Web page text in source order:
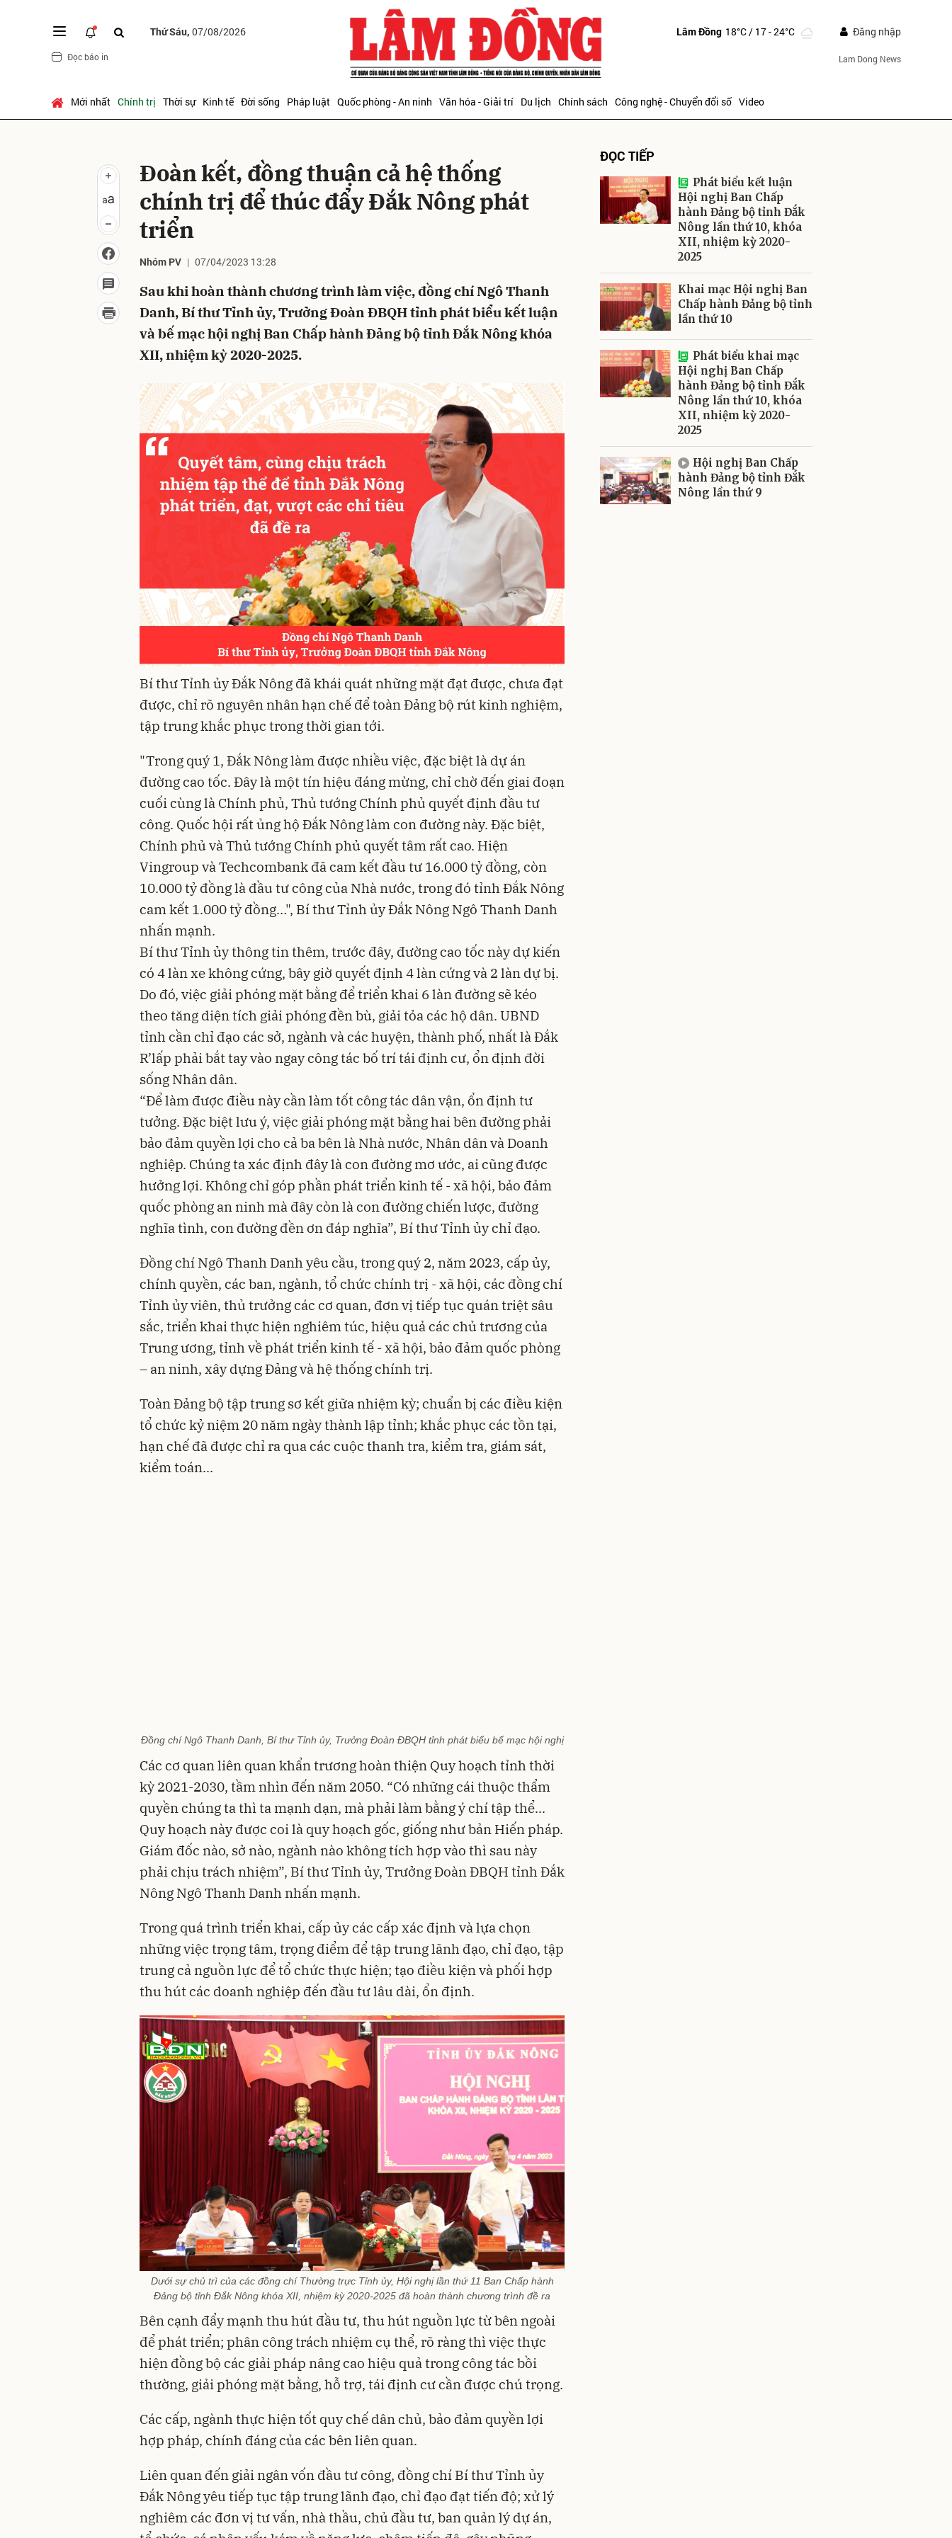
Thứ Sáu, 07/08/2026
Đọc báo in
Lâm Đồng 18°C/ 17 - 24°C Đăng nhập
Lam Dong News
Mới nhất Chính trị Thời sự Kinh tế Đời sống Pháp luật Quốc phòng - An ninh Văn hóa - Giải trí Du lịch Chính sách Công nghệ - Chuyển đổi số Video
Đoàn kết, đồng thuận cả hệ thống
chính trị để thúc đẩy Đắk Nông phát
triển
Nhóm PV 07/04/2023 13:28
Sau khi hoàn thành chương trình làm việc, đồng chí Ngô Thanh
Danh, Bí thư Tỉnh ủy, Trưởng Đoàn ĐBQH tỉnh phát biểu kết luận
và bế mạc hội nghị Ban Chấp hành Đảng bộ tỉnh Đắk Nông khóa
XII, nhiệm kỳ 2020-2025.
Bí thư Tỉnh ủy Đắk Nông đã khái quát những mặt đạt được, chưa đạt
được, chỉ rõ nguyên nhân hạn chế để toàn Đảng bộ rút kinh nghiệm,
tập trung khắc phục trong thời gian tới.
"Trong quý 1, Đắk Nông làm được nhiều việc, đặc biệt là dự án
đường cao tốc. Đây là một tín hiệu đáng mừng, chỉ chờ đến giai đoạn
cuối cùng là Chính phủ, Thủ tướng Chính phủ quyết định đầu tư
công. Quốc hội rất ủng hộ Đắk Nông làm con đường này. Đặc biệt,
Chính phủ và Thủ tướng Chính phủ quyết tâm rất cao. Hiện
Vingroup và Techcombank đã cam kết đầu tư 16.000 tỷ đồng, còn
10.000 tỷ đồng là đầu tư công của Nhà nước, trong đó tỉnh Đắk Nông
cam kết 1.000 tỷ đồng…", Bí thư Tỉnh ủy Đắk Nông Ngô Thanh Danh
nhấn mạnh.
Bí thư Tỉnh ủy thông tin thêm, trước đây, đường cao tốc này dự kiến
có 4 làn xe không cứng, bây giờ quyết định 4 làn cứng và 2 làn dự bị.
Do đó, việc giải phóng mặt bằng để triển khai 6 làn đường sẽ kéo
theo tăng diện tích giải phóng đền bù, giải tỏa các hộ dân. UBND
tỉnh cần chỉ đạo các sở, ngành và các huyện, thành phố, nhất là Đắk
R’lấp phải bắt tay vào ngay công tác bố trí tái định cư, ổn định đời
sống Nhân dân.
“Để làm được điều này cần làm tốt công tác dân vận, ổn định tư
tưởng. Đặc biệt lưu ý, việc giải phóng mặt bằng hai bên đường phải
bảo đảm quyền lợi cho cả ba bên là Nhà nước, Nhân dân và Doanh
nghiệp. Chúng ta xác định đây là con đường mơ ước, ai cũng được
hưởng lợi. Không chỉ góp phần phát triển kinh tế - xã hội, bảo đảm
quốc phòng an ninh mà đây còn là con đường chiến lược, đường
nghĩa tình, con đường đền ơn đáp nghĩa”, Bí thư Tỉnh ủy chỉ đạo.
Đồng chí Ngô Thanh Danh yêu cầu, trong quý 2, năm 2023, cấp ủy,
chính quyền, các ban, ngành, tổ chức chính trị - xã hội, các đồng chí
Tỉnh ủy viên, thủ trưởng các cơ quan, đơn vị tiếp tục quán triệt sâu
sắc, triển khai thực hiện nghiêm túc, hiệu quả các chủ trương của
Trung ương, tỉnh về phát triển kinh tế - xã hội, bảo đảm quốc phòng
– an ninh, xây dựng Đảng và hệ thống chính trị.
Toàn Đảng bộ tập trung sơ kết giữa nhiệm kỳ; chuẩn bị các điều kiện
tổ chức kỷ niệm 20 năm ngày thành lập tỉnh; khắc phục các tồn tại,
hạn chế đã được chỉ ra qua các cuộc thanh tra, kiểm tra, giám sát,
kiểm toán...
Đồng chí Ngô Thanh Danh, Bí thư Tỉnh ủy, Trưởng Đoàn ĐBQH tỉnh phát biểu bế mạc hội nghị
Các cơ quan liên quan khẩn trương hoàn thiện Quy hoạch tỉnh thời
kỳ 2021-2030, tầm nhìn đến năm 2050. “Có những cái thuộc thẩm
quyền chúng ta thì ta mạnh dạn, mà phải làm bằng ý chí tập thể...
Quy hoạch này được coi là quy hoạch gốc, giống như bản Hiến pháp.
Giám đốc nào, sở nào, ngành nào không tích hợp vào thì sau này
phải chịu trách nhiệm”, Bí thư Tỉnh ủy, Trưởng Đoàn ĐBQH tỉnh Đắk
Nông Ngô Thanh Danh nhấn mạnh.
Trong quá trình triển khai, cấp ủy các cấp xác định và lựa chọn
những việc trọng tâm, trọng điểm để tập trung lãnh đạo, chỉ đạo, tập
trung cả nguồn lực để tổ chức thực hiện; tạo điều kiện và phối hợp
thu hút các doanh nghiệp đến đầu tư lâu dài, ổn định.
Dưới sự chủ trì của các đồng chí Thường trực Tỉnh ủy, Hội nghị lần thứ 11 Ban Chấp hành
Đảng bộ tỉnh Đắk Nông khóa XII, nhiệm kỳ 2020-2025 đã hoàn thành chương trình đề ra
Bên cạnh đẩy mạnh thu hút đầu tư, thu hút nguồn lực từ bên ngoài
để phát triển; phân công trách nhiệm cụ thể, rõ ràng thì việc thực
hiện đồng bộ các giải pháp nâng cao hiệu quả trong công tác bồi
thường, giải phóng mặt bằng, hỗ trợ, tái định cư cần được chú trọng.
Các cấp, ngành thực hiện tốt quy chế dân chủ, bảo đảm quyền lợi
hợp pháp, chính đáng của các bên liên quan.
Liên quan đến giải ngân vốn đầu tư công, đồng chí Bí thư Tỉnh ủy
Đắk Nông yêu tiếp tục tập trung lãnh đạo, chỉ đạo đạt tiến độ; xử lý
nghiêm các đơn vị tư vấn, nhà thầu, chủ đầu tư, ban quản lý dự án,
ĐỌC TIẾP
Phát biểu kết luận
Hội nghị Ban Chấp
hành Đảng bộ tỉnh Đắk
Nông lần thứ 10, khóa
XII, nhiệm kỳ 2020-
2025
Khai mạc Hội nghị Ban
Chấp hành Đảng bộ tỉnh
lần thứ 10
Phát biểu khai mạc
Hội nghị Ban Chấp
hành Đảng bộ tỉnh Đắk
Nông lần thứ 10, khóa
XII, nhiệm kỳ 2020-
2025
Hội nghị Ban Chấp
hành Đảng bộ tỉnh Đắk
Nông lần thứ 9
Gửi bình luận